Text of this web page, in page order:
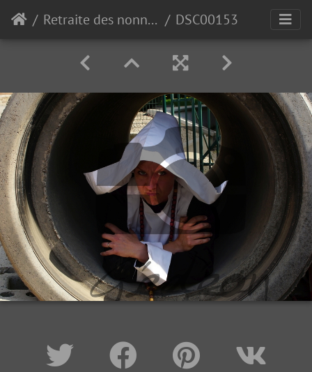
Retraite des nonnettes de Polleur 2018 DSC00153